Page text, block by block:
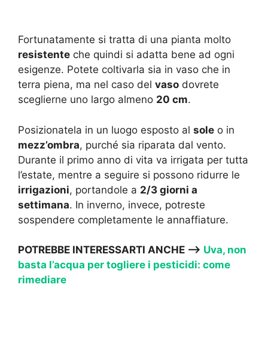
Fortunatamente si tratta di una pianta molto
resistente che quindi si adatta bene ad ogni
esigenze. Potete coltivarla sia in vaso che in
terra piena, ma nel caso del vaso dovrete
sceglierne uno largo almeno 20 cm.
Posizionatela in un luogo esposto al sole o in
mezz’ombra, purché sia riparata dal vento.
Durante il primo anno di vita va irrigata per tutta
l’estate, mentre a seguire si possono ridurre le
irrigazioni, portandole a 2/3 giorni a
settimana. In inverno, invece, potreste
sospendere completamente le annaffiature.
POTREBBE INTERESSARTI ANCHE —-> Uva, non
basta l’acqua per togliere i pesticidi: come
rimediare